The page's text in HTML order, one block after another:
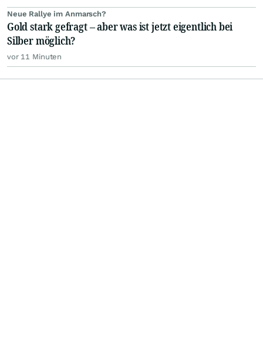
Neue Rallye im Anmarsch?
Gold stark gefragt – aber was ist jetzt eigentlich bei
Silber möglich?
vor 11 Minuten